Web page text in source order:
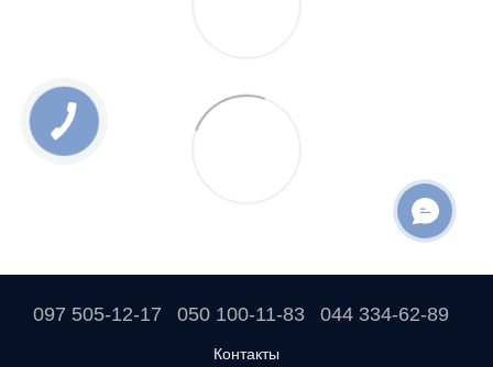
097 505-12-17 050 100-11-83 044 334-62-89
Контакты